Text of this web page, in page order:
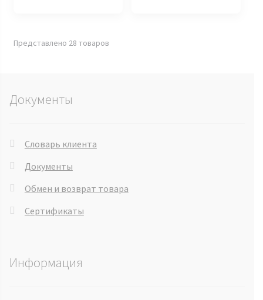
Представлено 28 товаров
Документы
Словарь клиента
Документы
Обмен и возврат товара
Сертификаты
Информация